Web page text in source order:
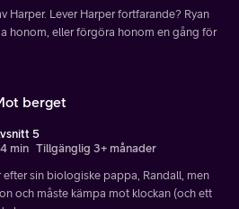
Harper. Lever Harper fortfarande? Ryan
honom, eller förgöra honom en gång för
berget
5
min Tillgänglig 3+ månader
sin biologiske pappa, Randall, men
och måste kämpa mot klockan (och ett